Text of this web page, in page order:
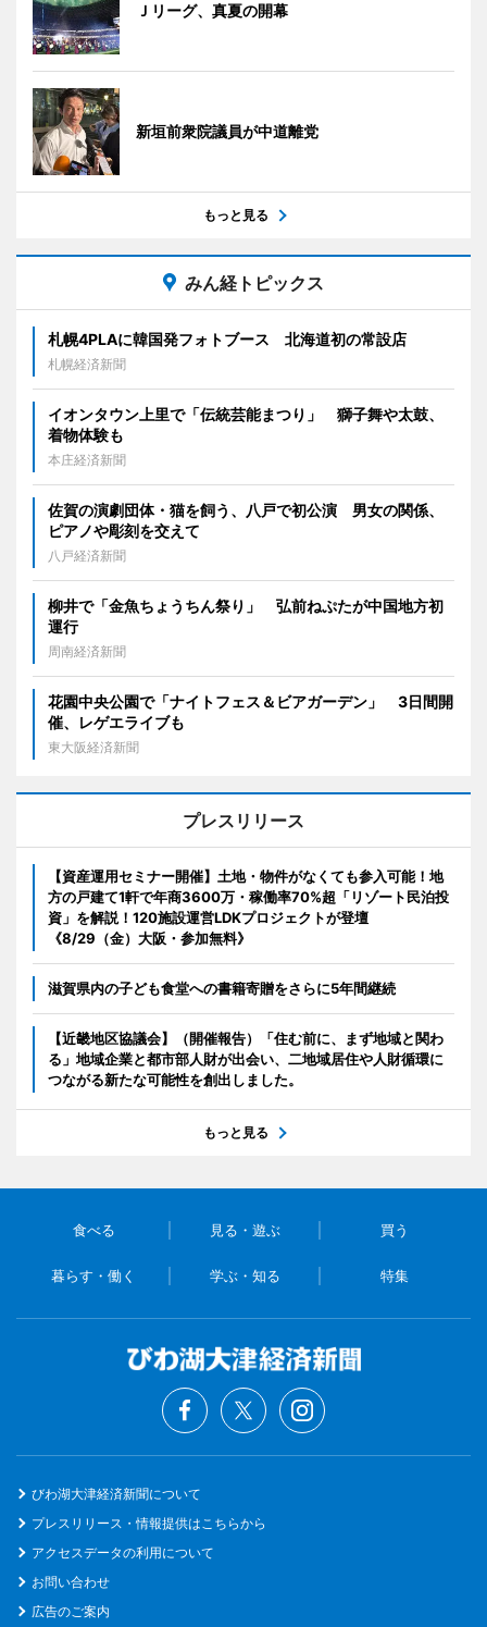
Ｊリーグ、真夏の開幕
新垣前衆院議員が中道離党
もっと見る
みん経トピックス
札幌4PLAに韓国発フォトブース 北海道初の常設店
札幌経済新聞
イオンタウン上里で「伝統芸能まつり」 獅子舞や太鼓、
着物体験も
本庄経済新聞
佐賀の演劇団体・猫を飼う、八戸で初公演 男女の関係、
ピアノや彫刻を交えて
八戸経済新聞
柳井で「金魚ちょうちん祭り」 弘前ねぷたが中国地方初
運行
周南経済新聞
花園中央公園で「ナイトフェス＆ビアガーデン」 3日間開
催、レゲエライブも
東大阪経済新聞
プレスリリース
【資産運用セミナー開催】土地・物件がなくても参入可能！地
方の戸建て1軒で年商3600万・稼働率70%超「リゾート民泊投
資」を解説！120施設運営LDKプロジェクトが登壇
《8/29（金）大阪・参加無料》
滋賀県内の子ども食堂への書籍寄贈をさらに5年間継続
【近畿地区協議会】（開催報告）「住む前に、まず地域と関わ
る」地域企業と都市部人財が出会い、二地域居住や人財循環に
つながる新たな可能性を創出しました。
もっと見る
食べる 見る・遊ぶ 買う
暮らす・働く 学ぶ・知る 特集
びわ湖大津経済新聞について
プレスリリース・情報提供はこちらから
アクセスデータの利用について
お問い合わせ
広告のご案内